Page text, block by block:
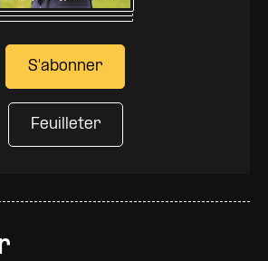
S'abonner
Feuilleter